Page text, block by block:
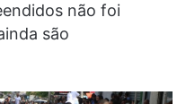
não foi
são